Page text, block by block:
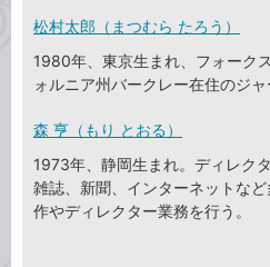
松村太郎（まつむら たろう）
1980年、東京生まれ、フォーク
ォルニア州バークレー在住のジャ
森 亨（もり とおる）
1973年、静岡生まれ。ディレク
雑誌、新聞、インターネットな
作やディレクター業務を行う。